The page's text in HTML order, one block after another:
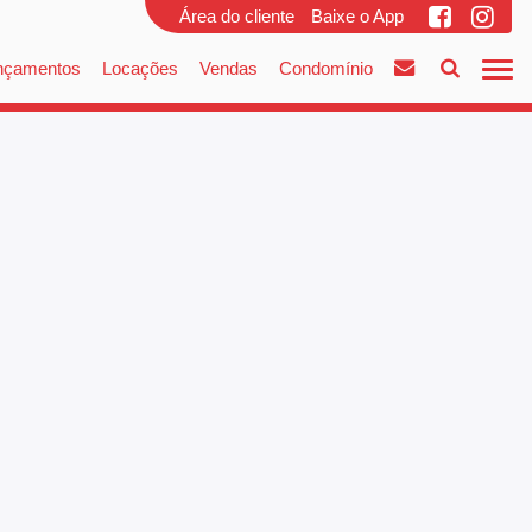
Área do cliente Baixe o App
Locações Vendas Condomínio